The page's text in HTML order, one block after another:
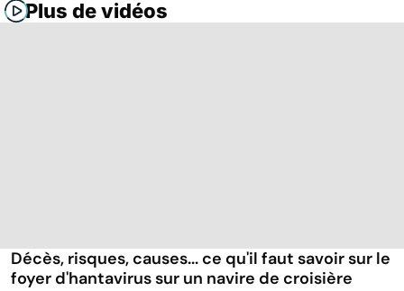
Plus de vidéos
Décès, risques, causes... ce qu'il faut savoir sur le
foyer d'hantavirus sur un navire de croisière